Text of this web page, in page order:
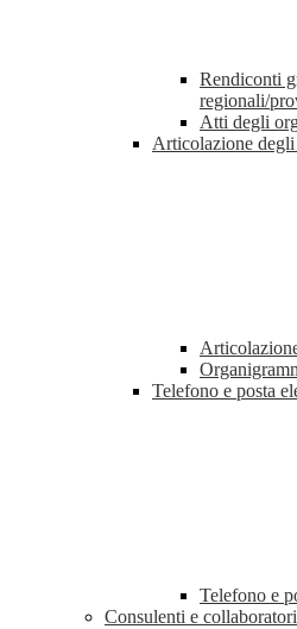
Rendiconti
regionali/
Atti degli
Articolazione
Telefono e posta
Telefono e
Consulenti e collaboratori